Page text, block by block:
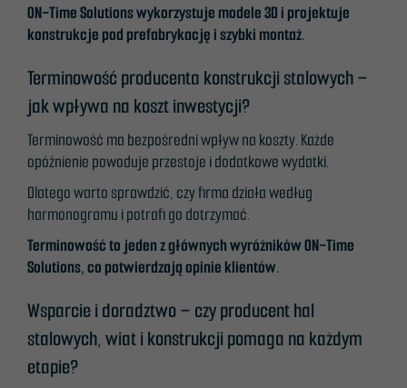
ON-Time Solutions wykorzystuje modele 3D i projektuje
konstrukcje pod prefabrykację i szybki montaż.
Terminowość producenta konstrukcji stalowych –
jak wpływa na koszt inwestycji?
Terminowość ma bezpośredni wpływ na koszty. Każde
opóźnienie powoduje przestoje i dodatkowe wydatki.
Dlatego warto sprawdzić, czy firma działa według
harmonogramu i potrafi go dotrzymać.
Terminowość to jeden z głównych wyróżników ON-Time
Solutions, co potwierdzają opinie klientów.
Wsparcie i doradztwo – czy producent hal
stalowych, wiat i konstrukcji pomaga na każdym
etapie?